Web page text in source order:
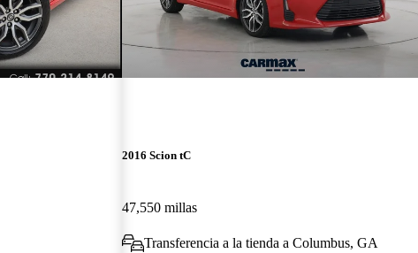
2016 Scion tC
47,550 millas
Transferencia a la tienda a Columbus, GA